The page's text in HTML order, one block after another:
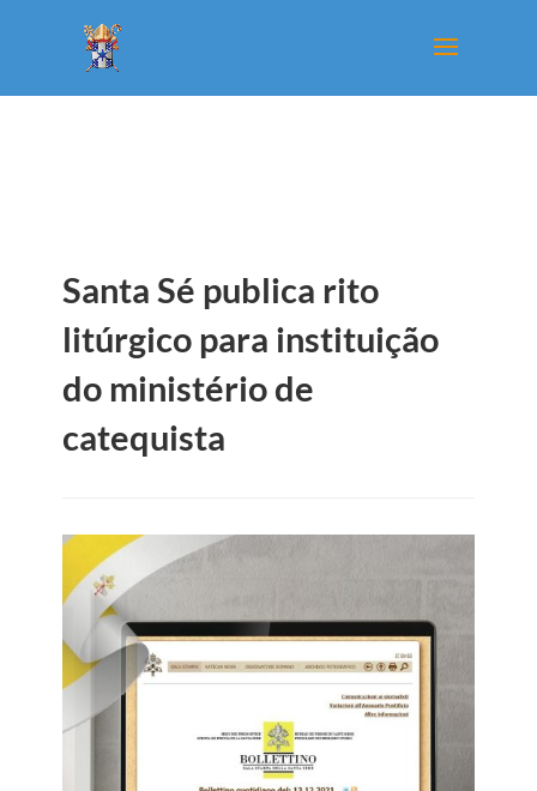
Santa Sé publica rito
litúrgico para instituição
do ministério de
catequista